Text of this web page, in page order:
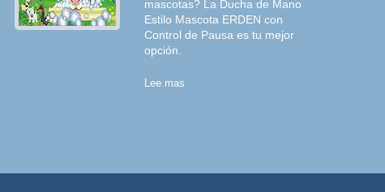
mascotas? La Ducha de Mano
Estilo Mascota ERDEN con
Control de Pausa es tu mejor
opción.
Lee mas